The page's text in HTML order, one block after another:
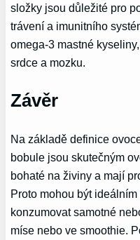
složky jsou důležité pro
trávení a imunitního
omega-3 mastné
srdce a mozku.
Závěr
Na základě definice
bobule jsou skutečným
bohaté na živiny a mají
Proto mohou být
konzumovat samotné
míse nebo ve smoothie.